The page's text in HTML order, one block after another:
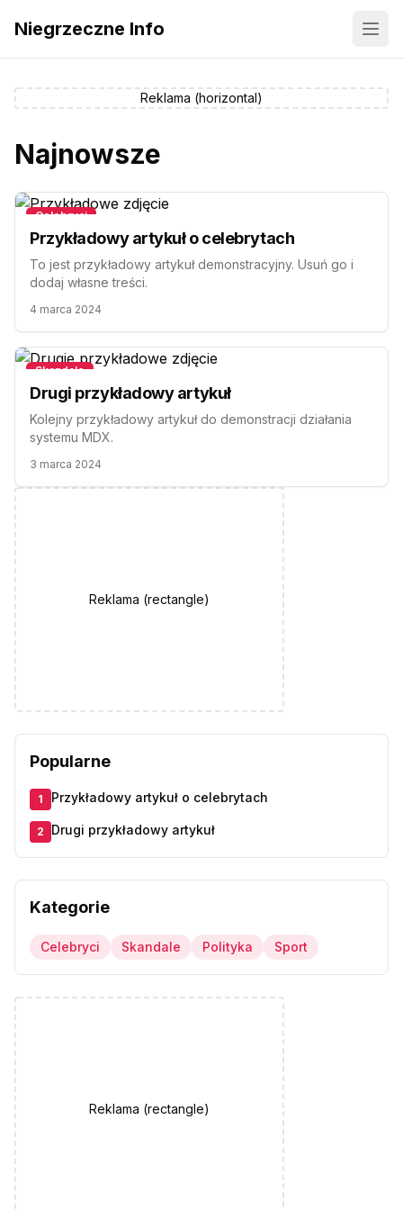
Niegrzeczne Info
Reklama (horizontal)
Najnowsze
Przykładowy artykuł o celebrytach
Celebryci
Przykładowy artykuł o celebrytach
To jest przykładowy artykuł demonstracyjny. Usuń go i
dodaj własne treści.
4 marca 2024
Drugi przykładowy artykuł
Skandale
Drugi przykładowy artykuł
Kolejny przykładowy artykuł do demonstracji działania
systemu MDX.
3 marca 2024
Reklama (rectangle)
Popularne
1 Przykładowy artykuł o celebrytach
2 Drugi przykładowy artykuł
Kategorie
Celebryci Skandale Polityka Sport
Reklama (rectangle)